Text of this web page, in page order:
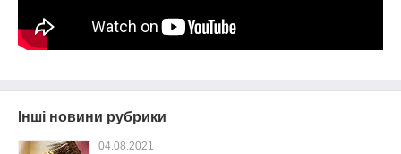
Інші новини рубрики
04.08.2021